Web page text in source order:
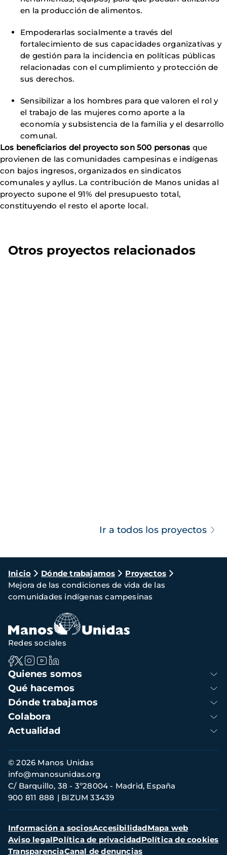
en la producción de alimentos.
Empoderarlas socialmente a través del
fortalecimiento de sus capacidades organizativas y
de gestión para la incidencia en políticas públicas
relacionadas con el cumplimiento y protección de
sus derechos.
Sensibilizar a los hombres para que valoren el rol y
el trabajo de las mujeres como aporte a la
economía y subsistencia de la familia y el desarrollo
comunal.
Los beneficiarios del proyecto son 500 personas que
provienen de las comunidades campesinas e indígenas
con bajos ingresos, organizados en sindicatos
comunales y ayllus. La contribución de Manos unidas al
proyecto supone el 91% del presupuesto total,
constituyendo el resto el aporte local.
Otros proyectos relacionados
Ir a todos los proyectos
Ruta
de
navegación
Inicio Dónde trabajamos
Proyectos
Mejora de las condiciones de vida de las
comunidades indígenas campesinas
Navegación
principal
Quienes somos
Qué hacemos
Dónde trabajamos
Colabora
Actualidad
Redes sociales
Información
de
contacto
© 2026 Manos Unidas
C/ Barquillo, 38 - 3º28004 - Madrid, España
900 811 888
BIZUM 33439
info@manosunidas.org
Menú
secundario
Información a sociosAccesibilidadMapa web
Aviso legalPolítica de privacidadPolítica de cookies
TransparenciaCanal de denuncias